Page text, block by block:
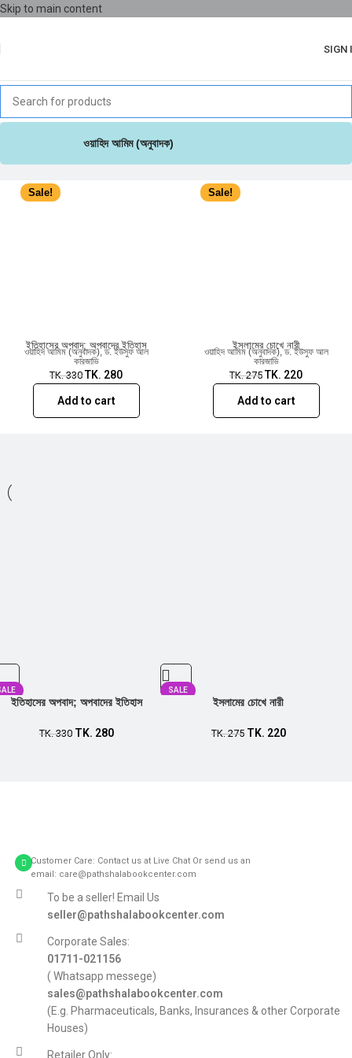
Skip to main content
SIGN
ওয়াহিদ আমিম (অনুবাদক)
Sale!
ইতিহাসের অপবাদ; অপবাদের ইতিহাস
ওয়াহিদ আমিম (অনুবাদক),ড. ইউসুফ আল
কারজাভি
TK.330 TK. 280
Add to cart
Sale!
ইসলামের চোখে নারী
ওয়াহিদ আমিম (অনুবাদক),ড. ইউসুফ আল
কারজাভি
TK.275 TK. 220
Add to cart
ইতিহাসের অপবাদ; অপবাদের ইতিহাস
TK.330 TK. 280
SALE
ইসলামের চোখে নারী
TK.275 TK. 220
Customer Care: Contact us at Live Chat Or send us an
email: care@pathshalabookcenter.com
To be a seller! Email Us
seller@pathshalabookcenter.com
Corporate Sales:
01711-021156
( Whatsapp messege)
sales@pathshalabookcenter.com
(E.g. Pharmaceuticals, Banks, Insurances & other Corporate
Houses)
Retailer Only: